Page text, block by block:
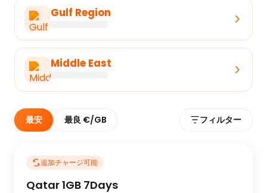
Gulf Region
Middle East
最安 最良 €/GB フィルター
追加チャージ可能
Qatar 1GB 7Days